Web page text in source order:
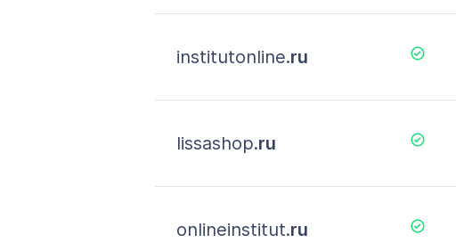
institutonline.ru
lissashop.ru
onlineinstitut.ru